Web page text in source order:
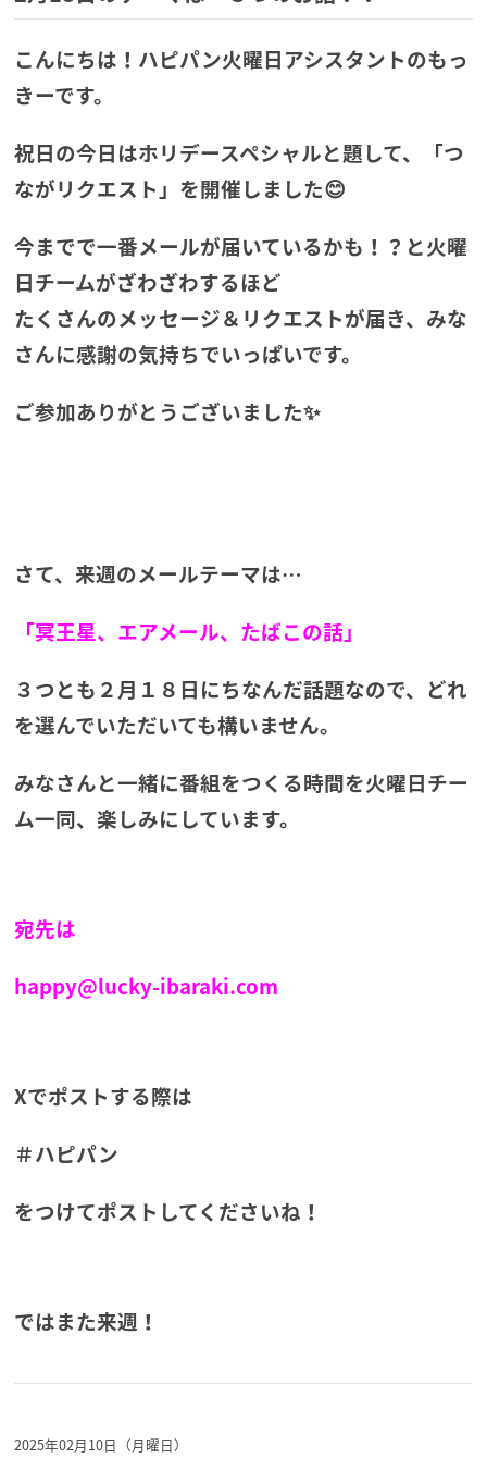
こんにちは！ハピパン火曜日アシスタントのもっ
きーです。
祝日の今日はホリデースペシャルと題して、「つ
ながリクエスト」を開催しました😊
今までで一番メールが届いているかも！？と火曜
日チームがざわざわするほど
たくさんのメッセージ＆リクエストが届き、みな
さんに感謝の気持ちでいっぱいです。
ご参加ありがとうございました✨
さて、来週のメールテーマは…
「冥王星、エアメール、たばこの話」
３つとも２月１８日にちなんだ話題なので、どれ
を選んでいただいても構いません。
みなさんと一緒に番組をつくる時間を火曜日チー
ム一同、楽しみにしています。
宛先は
happy@lucky-ibaraki.com
Xでポストする際は
＃ハピパン
をつけてポストしてくださいね！
ではまた来週！
2025年02月10日（月曜日）